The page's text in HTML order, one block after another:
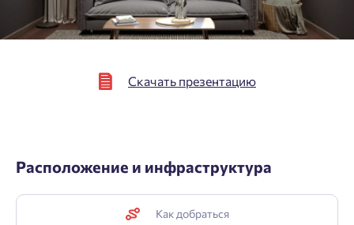
Отправить
Скачать презентацию
Расположение и инфраструктура
Как добраться
Нажимая кнопку «Отправить», вы даёте согласие на обработку
Подтвердить
Отправить